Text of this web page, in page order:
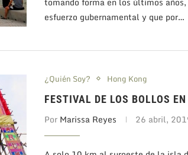
esfuerzo gubernamental y que por…
¿Quién Soy? Hong Kong
FESTIVAL DE LOS BOLLOS
Por Marissa Reyes 26 abril,